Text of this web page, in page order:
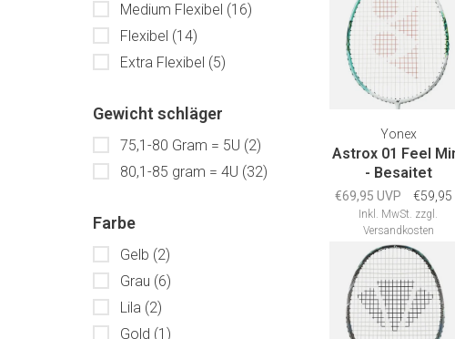
Medium Flexibel (16)
Flexibel (14)
Extra Flexibel (5)
Gewicht schläger
75,1-80 Gram = 5U (2)
80,1-85 gram = 4U (32)
Farbe
Gelb (2)
Grau (6)
Lila (2)
Gold (1)
Yonex
Astrox 01 Feel
- Besaitet
€69,95 UVP €59,95
Inkl. MwSt. zzgl.
Versandkosten